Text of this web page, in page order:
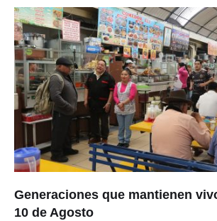
Generaciones que mantienen
10 de Agosto